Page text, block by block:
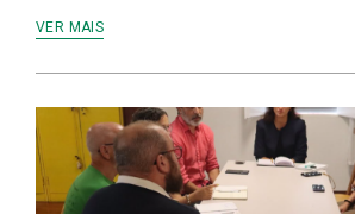
VER MAIS